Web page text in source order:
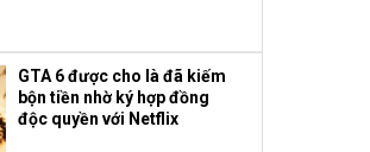
GTA 6 được cho là đã kiếm
bộn tiền nhờ ký hợp đồng
độc quyền với Netflix